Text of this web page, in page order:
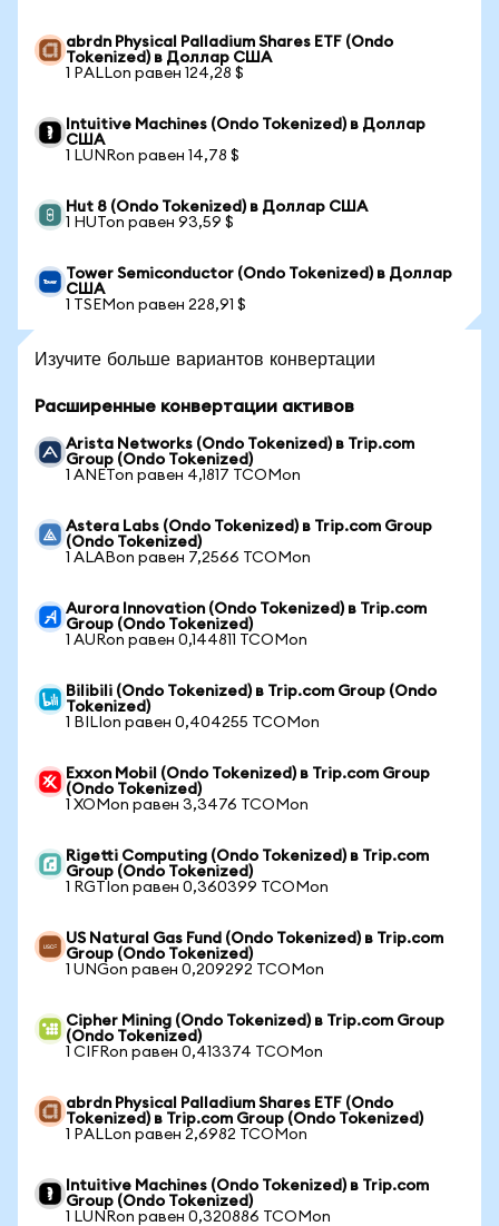
abrdn Physical Palladium Shares ETF (Ondo
Tokenized) в Доллар США
1 PALLon равен 124,28 $
Intuitive Machines (Ondo Tokenized) в Доллар
США
1 LUNRon равен 14,78 $
Hut 8 (Ondo Tokenized) в Доллар США
1 HUTon равен 93,59 $
Tower Semiconductor (Ondo Tokenized) в Доллар
США
1 TSEMon равен 228,91 $
Изучите больше вариантов конвертации
Расширенные конвертации активов
Arista Networks (Ondo Tokenized) в Trip.com
Group (Ondo Tokenized)
1 ANETon равен 4,1817 TCOMon
Astera Labs (Ondo Tokenized) в Trip.com Group
(Ondo Tokenized)
1 ALABon равен 7,2566 TCOMon
Aurora Innovation (Ondo Tokenized) в Trip.com
Group (Ondo Tokenized)
1 AURon равен 0,144811 TCOMon
Bilibili (Ondo Tokenized) в Trip.com Group (Ondo
Tokenized)
1 BILIon равен 0,404255 TCOMon
Exxon Mobil (Ondo Tokenized) в Trip.com Group
(Ondo Tokenized)
1 XOMon равен 3,3476 TCOMon
Rigetti Computing (Ondo Tokenized) в Trip.com
Group (Ondo Tokenized)
1 RGTIon равен 0,360399 TCOMon
US Natural Gas Fund (Ondo Tokenized) в Trip.com
Group (Ondo Tokenized)
1 UNGon равен 0,209292 TCOMon
Cipher Mining (Ondo Tokenized) в Trip.com Group
(Ondo Tokenized)
1 CIFRon равен 0,413374 TCOMon
abrdn Physical Palladium Shares ETF (Ondo
Tokenized) в Trip.com Group (Ondo Tokenized)
1 PALLon равен 2,6982 TCOMon
Intuitive Machines (Ondo Tokenized) в Trip.com
Group (Ondo Tokenized)
1 LUNRon равен 0,320886 TCOMon